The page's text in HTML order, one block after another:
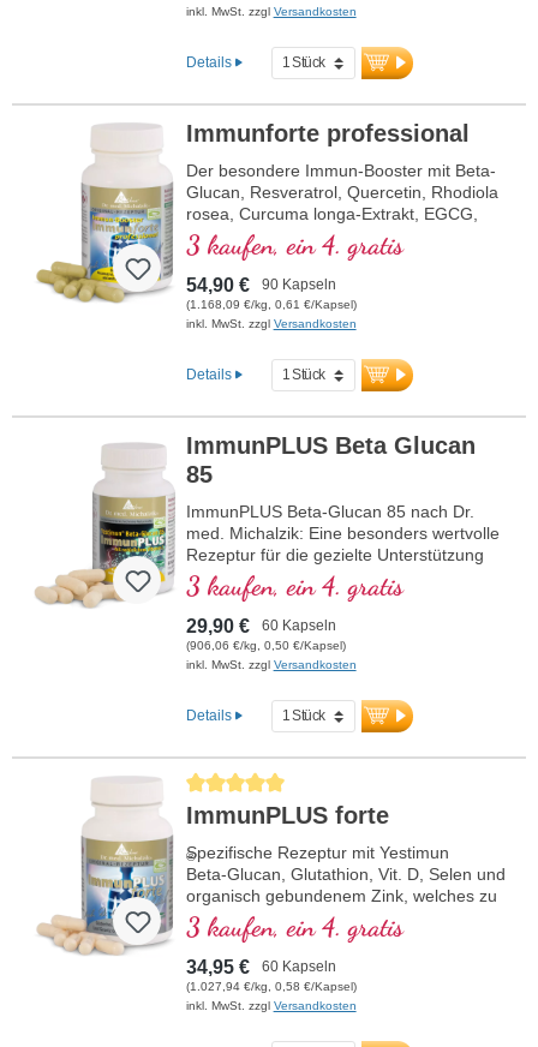
inkl. MwSt. zzgl Versandkosten
Details
Immunforte professional
Der besondere Immun-Booster mit Beta-
Glucan, Resveratrol, Quercetin, Rhodiola
rosea, Curcuma longa-Extrakt, EGCG,
und Piperin-Extrakt. Vitamin D3, Vitamin
C, Selen und Zink tragen zu einer
normalen Funktion des Immunsystems
bei.
3 kaufen, ein 4. gratis
54,90 € 90 Kapseln
(1.168,09 €/kg, 0,61 €/Kapsel)
inkl. MwSt. zzgl Versandkosten
Details
ImmunPLUS Beta Glucan
85
ImmunPLUS Beta-Glucan 85 nach Dr.
med. Michalzik: Eine besonders wertvolle
Rezeptur für die gezielte Unterstützung
Ihres Immunsystems. Enthält
hochwertiges Yestimun® 1,3/1,6-Beta-D-
Glucan mit einem hohen Beta-Glucan
Gehalt von 85 % und natürliches Vitamin
C aus CamuCamu. Die einzigartige
natürlichem Vitamin C trägt zur normalen
Funktion des Immunsystems bei. Perfekt
Reinheit Wert legen. Entwickelt von
Ärzten, eigene Produktion in Deutschland,
vegan, gentechnikfrei und ohne künstliche
ISO und HACCP Zertifizierung und über
20 Jahre Erfahrung garantieren höchste
Qualität.
mehr Informationen zu ImmunPLUS
Beta-Glucan 85
3 kaufen, ein 4. gratis
29,90 € 60 Kapseln
(906,06 €/kg, 0,50 €/Kapsel)
inkl. MwSt. zzgl Versandkosten
Details
Durchschnittliche Bewertung von 5 von 5 Sternen
ImmunPLUS forte
Spezifische Rezeptur mit Yestimun
®
Beta-Glucan, Glutathion, Vit. D, Selen und
organisch gebundenem Zink, welches zu
einer normalen Funktion des
Immunsystems beiträgt.
3 kaufen, ein 4. gratis
34,95 € 60 Kapseln
(1.027,94 €/kg, 0,58 €/Kapsel)
inkl. MwSt. zzgl Versandkosten